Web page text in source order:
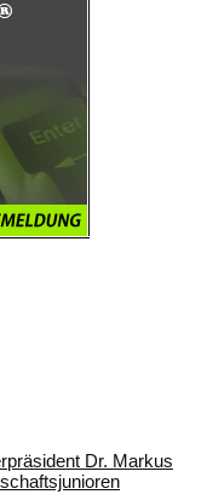
Dr. Markus